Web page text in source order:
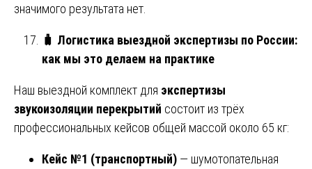
значимого результата нет.
🧳 Логистика выездной экспертизы по России:
как мы это делаем на практике
Наш выездной комплект для экспертизы
звукоизоляции перекрытий состоит из трёх
профессиональных кейсов общей массой около 65 кг:
Кейс №1 (транспортный) — шумотопательная